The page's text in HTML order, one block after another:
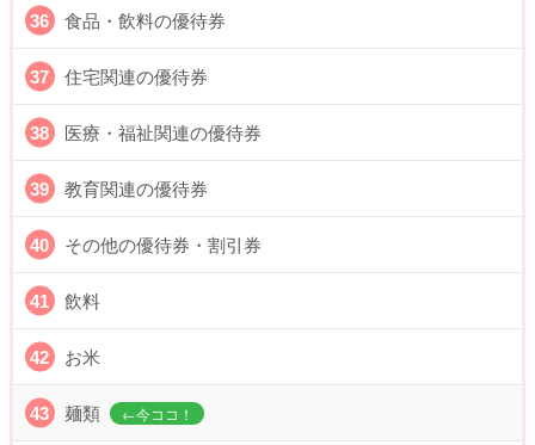
食品・飲料の優待券
住宅関連の優待券
医療・福祉関連の優待券
教育関連の優待券
その他の優待券・割引券
飲料
お米
麺類